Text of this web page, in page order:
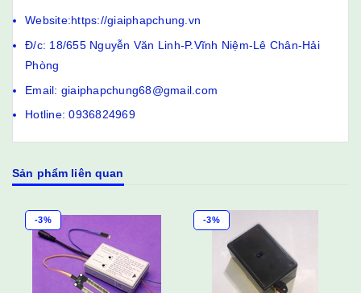
Website:https://giaiphapchung.vn
Đ/c: 18/655 Nguyễn Văn Linh-P.Vĩnh Niệm-Lê Chân-Hải
Phòng
Email: giaiphapchung68@gmail.com
Hotline: 0936824969
Sản phẩm liên quan
-3% -3%